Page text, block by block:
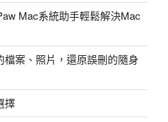
Mac系統助手輕鬆解決Mac
案、照片，還原誤刪的隨身
擇